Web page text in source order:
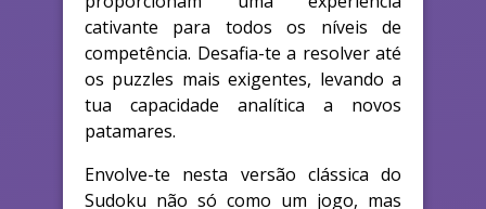
cativante para todos os níveis de
competência. Desafia-te a resolver até
os puzzles mais exigentes, levando a
tua capacidade analítica a novos
patamares.
Envolve-te nesta versão clássica do
Sudoku não só como um jogo, mas